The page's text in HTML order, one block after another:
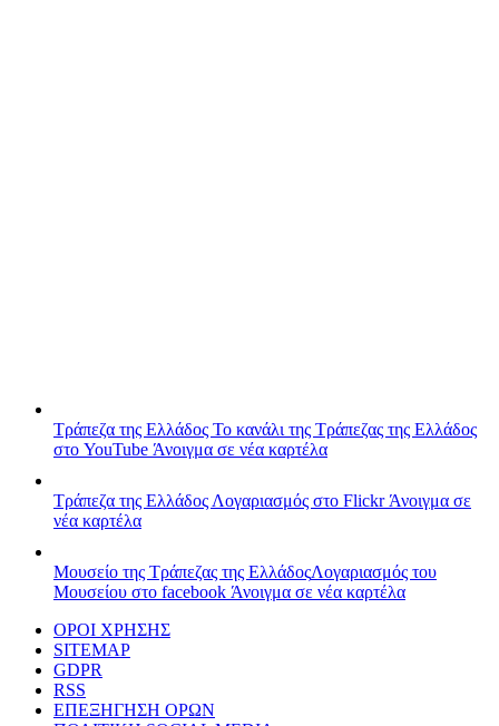
Τράπεζα της Ελλάδος Το κανάλι της Τράπεζας της Ελλάδος
στο YouTube Άνοιγμα σε νέα καρτέλα
Τράπεζα της Ελλάδος Λογαριασμός στο FlickrΆνοιγμα σε
νέα καρτέλα
Μουσείο της Τράπεζας της ΕλλάδοςΛογαριασμός του
Μουσείου στο facebook Άνοιγμα σε νέα καρτέλα
ΟΡΟΙ ΧΡΗΣΗΣ
SITEMAP
GDPR
RSS
ΕΠΕΞΗΓΗΣΗ ΟΡΩΝ